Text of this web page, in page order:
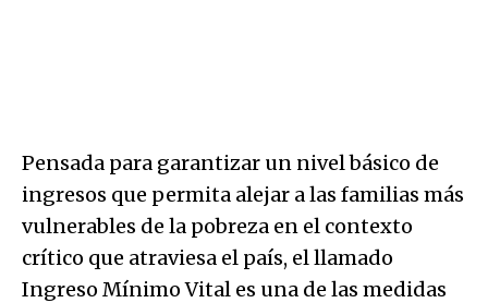
Pensada para garantizar un nivel básico de
ingresos que permita alejar a las familias más
vulnerables de la pobreza en el contexto
crítico que atraviesa el país, el llamado
Ingreso Mínimo Vital es una de las medidas